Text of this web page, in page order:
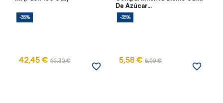
-35%
42,45 € 65,30 €
favorite_border
De Azúcar...
-35%
5,58 € 8,59 €
favorite_border